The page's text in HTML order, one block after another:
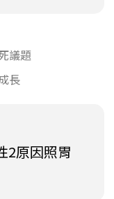
議題
長
2原因照胃